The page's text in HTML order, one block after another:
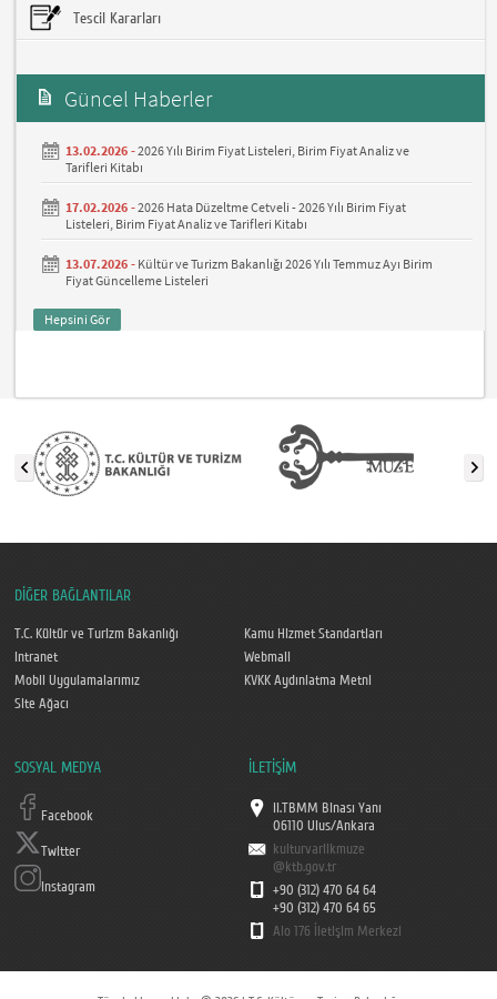
Tescil Kararları
Güncel Haberler
13.02.2026 -2026 Yılı Birim Fiyat Listeleri, Birim Fiyat Analiz ve
Tarifleri Kitabı
17.02.2026 -2026 Hata Düzeltme Cetveli - 2026 Yılı Birim Fiyat
Listeleri, Birim Fiyat Analiz ve Tarifleri Kitabı
13.07.2026 - Kültür ve Turizm Bakanlığı 2026 Yılı Temmuz Ayı Birim
Fiyat Güncelleme Listeleri
Hepsini Gör
DİĞER BAĞLANTILAR
T.C. Kültür ve Turizm Bakanlığı
Kamu Hizmet Standartları
Intranet
Webmail
Mobil Uygulamalarımız
KVKK Aydınlatma Metni
Site Ağacı
SOSYAL MEDYA
Facebook
Twitter
Instagram
İLETİŞİM
II.TBMM Binası Yanı
06110 Ulus/Ankara
kulturvarlikmuze
@ktb.gov.tr
+90 (312) 470 64 64
+90 (312) 470 64 65
Alo 176 İletişim Merkezi